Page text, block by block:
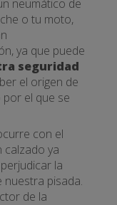
neumático de
o tu moto,
ya que puede
seguridad
el origen de
el que se
con el
calzado ya
la
nuestra pisada.
de la